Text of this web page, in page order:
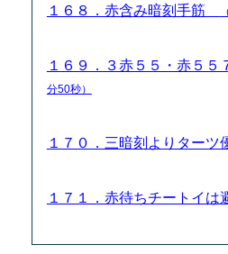
１６８．赤含み暗刻手筋
１６９．３赤５５・赤５
分50秒）
１７０．三暗刻よりター
１７１．赤待ちチートイ